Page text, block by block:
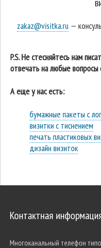
zakaz@visitka.ru—
P.S. Не стесняйтесь нам
отвечать на любые
А еще у нас есть:
бумажные пакеты с
визитки с тиснением
печать пластиковых
дизайн визиток
Контактная
Многоканальный телефон